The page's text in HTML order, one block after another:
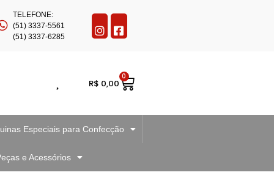
TELEFONE:
(51) 3337-5561
(51) 3337-6285
R$ 0,00
0
Especiais para Confecção
e Acessórios